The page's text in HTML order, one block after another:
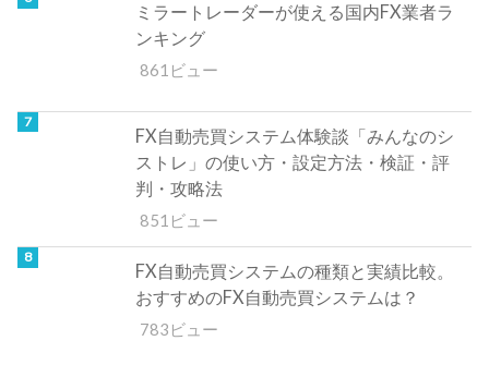
ミラートレーダーが使える国内FX業者ラ
ンキング
861ビュー
FX自動売買システム体験談「みんなのシ
ストレ」の使い方・設定方法・検証・評
判・攻略法
851ビュー
FX自動売買システムの種類と実績比較。
おすすめのFX自動売買システムは？
783ビュー